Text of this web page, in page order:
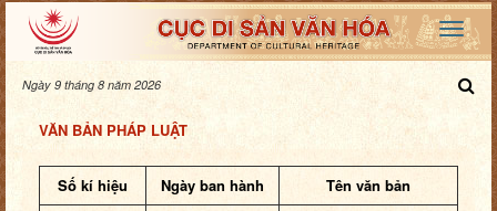
Ngày 9 tháng 8 năm 2026
VĂN BẢN PHÁP LUẬT
Số kí hiệu Ngày ban hành
Tên văn bản